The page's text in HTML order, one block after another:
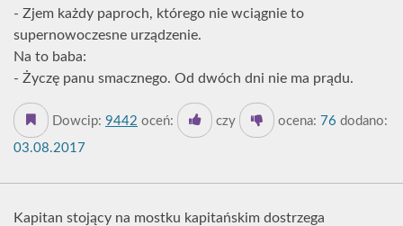
- Zjem każdy paproch, którego nie wciągnie to
supernowoczesne urządzenie.
Na to baba:
- Życzę panu smacznego. Od dwóch dni nie ma prądu.
Dowcip: 9442 oceń: czy ocena: 76 dodano:
03.08.2017
Kapitan stojący na mostku kapitańskim dostrzega